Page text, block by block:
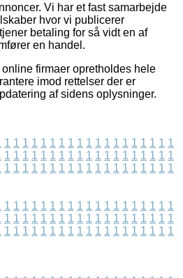
Vi har et fast samarbejde
hvor vi publicerer
betaling for så vidt en af
en handel.
firmaer opretholdes hele
imod rettelser der er
af sidens oplysninger.
1 1 1 1 1 1 1 1 1 1 1 1 1 1 1 1 1 1 1
1 1 1 1 1 1 1 1 1 1 1 1 1 1 1 1 1 1 1
1 1 1 1 1 1 1 1 1 1 1 1 1 1 1 1 1 1 1
1 1 1 1 1 1 1 1 1 1 1 1 1 1 1 1 1 1 1
1 1 1 1 1 1 1 1 1 1 1 1 1 1 1 1 1 1 1
1 1 1 1 1 1 1 1 1 1 1 1 1 1 1 1 1 1 1